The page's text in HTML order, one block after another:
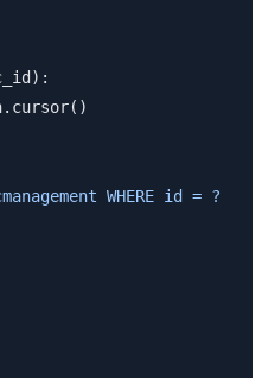
WHERE id = ?